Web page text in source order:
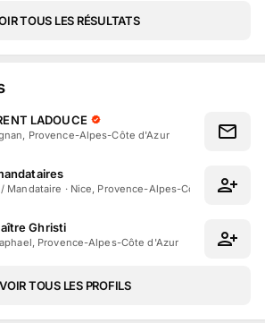
TOUS LES RÉSULTATS
LADOUCE
Provence-Alpes-Côte d'Azur
Mandataire · Nice, Provence-Alpes-Côte d'Azur
Ghristi
Provence-Alpes-Côte d'Azur
VOIR TOUS LES PROFILS